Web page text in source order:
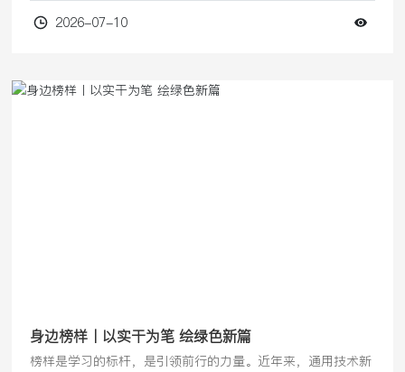
2026-07-10
身边榜样丨以实干为笔 绘绿色新篇
榜样是学习的标杆，是引领前行的力量。近年来，通用技术新